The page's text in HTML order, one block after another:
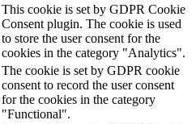
This cookie is set by GDPR Cookie
Consent plugin. The cookie is used
to store the user consent for the
cookies in the category "Analytics".
The cookie is set by GDPR cookie
consent to record the user consent
for the cookies in the category
"Functional".